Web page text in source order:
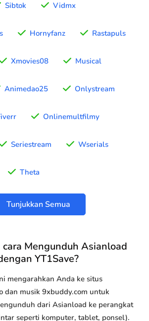
Sibtok Vidmx
Hornyfanz Rastapuls
Xmovies08 Musical
Animedao25 Onlystream
Onlinemultfilmy
Seriestream Wserials
Theta
Tunjukkan Semua
Mengunduh Asianload
YT1Save?
mengarahkan Anda ke situs
dan musik 9xbuddy.com untuk
dari Asianload ke perangkat
seperti komputer, tablet, ponsel).